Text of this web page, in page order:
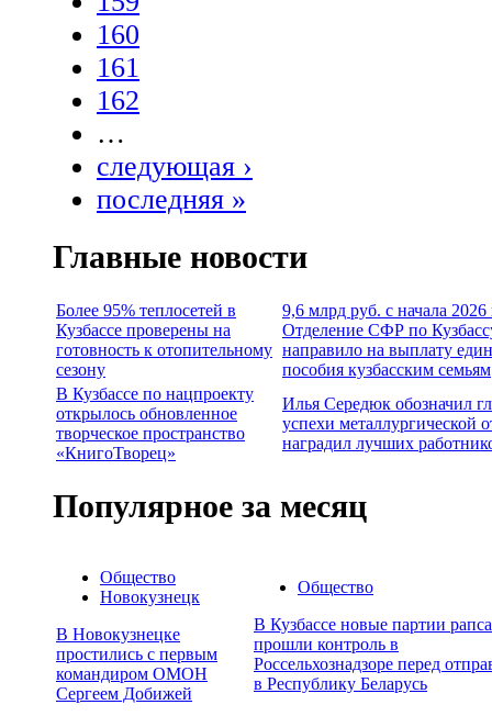
160
161
162
…
следующая ›
последняя »
Главные новости
Более 95% теплосетей в
Кузбассе проверены на
готовность к отопительному
сезону
9,6 млрд руб. с начала 2026
Отделение СФР по
направило на выплату
пособия кузбасским семьям
В Кузбассе по нацпроекту
открылось обновленное
творческое пространство
«КнигоТворец»
Илья Середюк обозначил
успехи металлургической
наградил лучших
Популярное за месяц
Общество
Новокузнецк
В Новокузнецке
простились с первым
командиром ОМОН
Сергеем Добижей
Общество
В Кузбассе новые партии рапса
прошли контроль в
Россельхознадзоре перед
в Республику Беларусь